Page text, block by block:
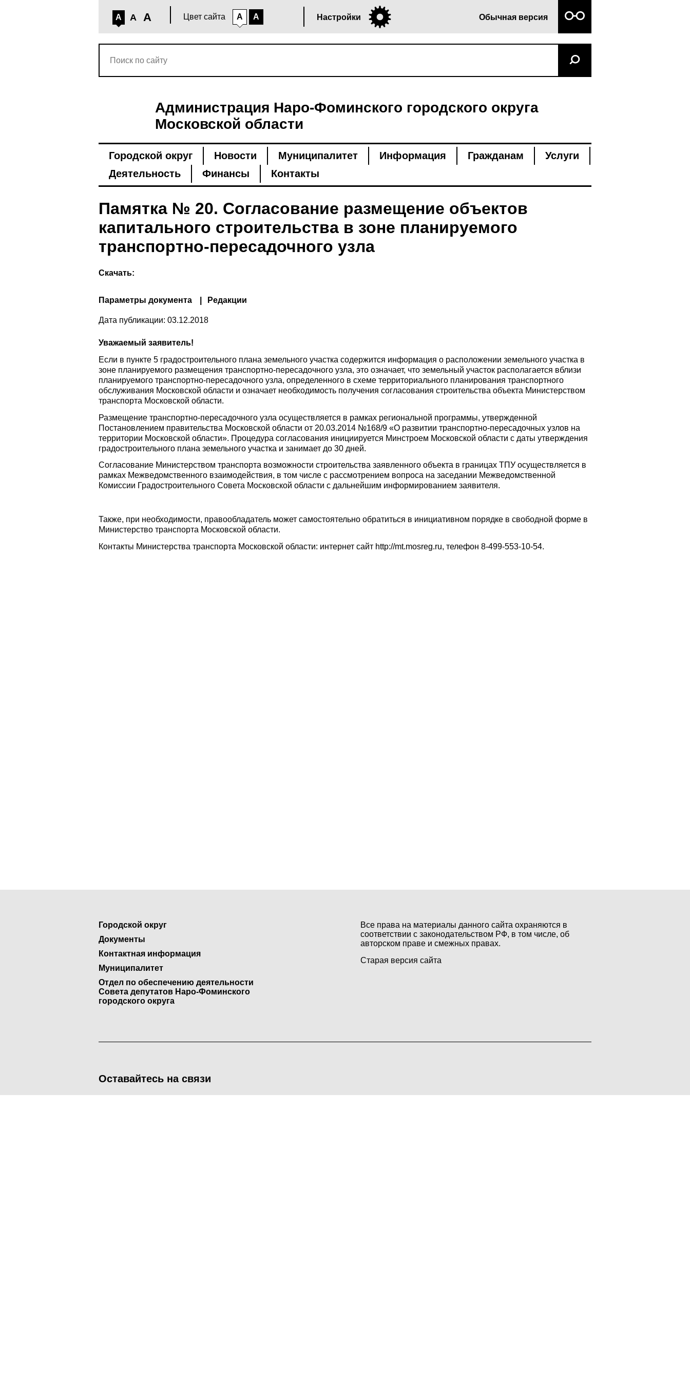
A A A Цвет сайта A A Настройки Обычная версия
Администрация Наро-Фоминского городского округа
Московской области
Городской округ Новости Муниципалитет Информация Гражданам
Услуги
Деятельность
Финансы Контакты
Памятка № 20. Согласование размещение объектов
капитального строительства в зоне планируемого
транспортно-пересадочного узла
Скачать:
Параметры документа Редакции
Дата публикации: 03.12.2018
Уважаемый заявитель!
Если в пункте 5 градостроительного плана земельного участка содержится информация о расположении земельного участка в
зоне планируемого размещения транспортно-пересадочного узла, это означает, что земельный участок располагается вблизи
планируемого транспортно-пересадочного узла, определенного в схеме территориального планирования транспортного
обслуживания Московской области и означает необходимость получения согласования строительства объекта Министерством
транспорта Московской области.
Размещение транспортно-пересадочного узла осуществляется в рамках региональной программы, утвержденной
Постановлением правительства Московской области от 20.03.2014 №168/9 «О развитии транспортно-пересадочных узлов на
территории Московской области». Процедура согласования инициируется Минстроем Московской области с даты утверждения
градостроительного плана земельного участка и занимает до 30 дней.
Согласование Министерством транспорта возможности строительства заявленного объекта в границах ТПУ осуществляется в
рамках Межведомственного взаимодействия, в том числе с рассмотрением вопроса на заседании Межведомственной
Комиссии Градостроительного Совета Московской области с дальнейшим информированием заявителя.
Также, при необходимости, правообладатель может самостоятельно обратиться в инициативном порядке в свободной форме в
Министерство транспорта Московской области.
Контакты Министерства транспорта Московской области: интернет сайт http://mt.mosreg.ru, телефон 8-499-553-10-54.
Городской округ
Документы
Контактная информация
Муниципалитет
Отдел по обеспечению деятельности
Совета депутатов Наро-Фоминского
городского округа
Все права на материалы данного сайта охраняются в
соответствии с законодательством РФ, в том числе, об
авторском праве и смежных правах.
Старая версия сайта
Оставайтесь на связи